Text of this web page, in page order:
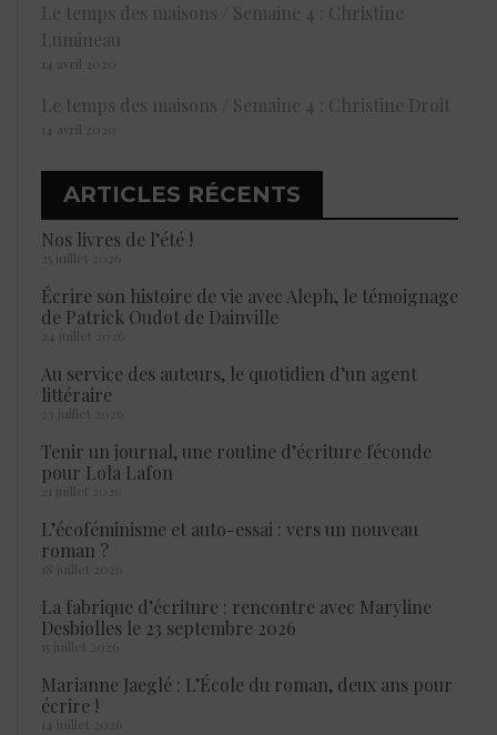
Le temps des maisons / Semaine 4 : Christine
Lumineau
14 avril 2020
Le temps des maisons / Semaine 4 : Christine Droit
14 avril 2020
ARTICLES RÉCENTS
Nos livres de l’été !
25 juillet 2026
Écrire son histoire de vie avec Aleph, le témoignage
de Patrick Oudot de Dainville
24 juillet 2026
Au service des auteurs, le quotidien d’un agent
littéraire
23 juillet 2026
Tenir un journal, une routine d’écriture féconde
pour Lola Lafon
21 juillet 2026
L’écoféminisme et auto-essai : vers un nouveau
roman ?
18 juillet 2026
La fabrique d’écriture : rencontre avec Maryline
Desbiolles le 23 septembre 2026
15 juillet 2026
Marianne Jaeglé : L’École du roman, deux ans pour
écrire !
14 juillet 2026